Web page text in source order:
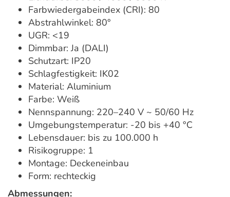
Farbwiedergabeindex (CRI): 80
Abstrahlwinkel: 80°
UGR: <19
Dimmbar: Ja (DALI)
Schutzart: IP20
Schlagfestigkeit: IK02
Material: Aluminium
Farbe: Weiß
Nennspannung: 220–240 V ~ 50/60 Hz
Umgebungstemperatur: -20 bis +40 °C
Lebensdauer: bis zu 100.000 h
Risikogruppe: 1
Montage: Deckeneinbau
Form: rechteckig
Abmessungen: